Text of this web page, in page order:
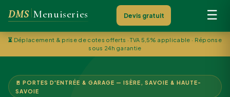
DMS Menuiseries Devis gratuit ☰
⏳ Déplacement & prise de cotes offerts · TVA 5,5% applicable · Réponse
sous 24h garantie
🚪 PORTES D'ENTRÉE & GARAGE — ISÈRE, SAVOIE & HAUTE-
SAVOIE